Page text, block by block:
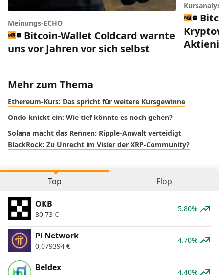
Meinungs-ECHO
Bitcoin-Wallet Coldcard warnte
uns vor Jahren vor sich selbst
Mehr zum Thema
Ethereum-Kurs: Das spricht für weitere Kursgewinne
Ondo knickt ein: Wie tief könnte es noch gehen?
Solana macht das Rennen: Ripple-Anwalt verteidigt
BlackRock: Zu Unrecht im Visier der XRP-Community?
Top Flop
OKB
80,73 €
5.80%
Pi Network
0,079394 €
4.70%
Beldex 4.40%